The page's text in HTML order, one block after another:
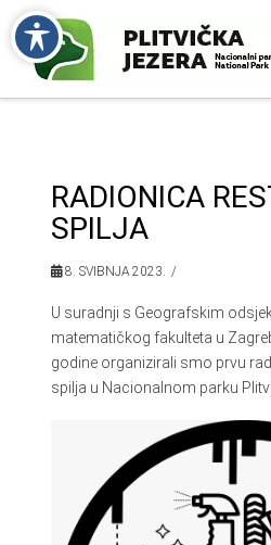
RADIONICA
SPILJA
8. SVIBNJA 2023.
U suradnji s Geografskim
matematičkog fakulteta u
godine organizirali smo prvu
spilja u Nacionalnom parku